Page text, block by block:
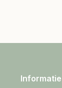
Informatie